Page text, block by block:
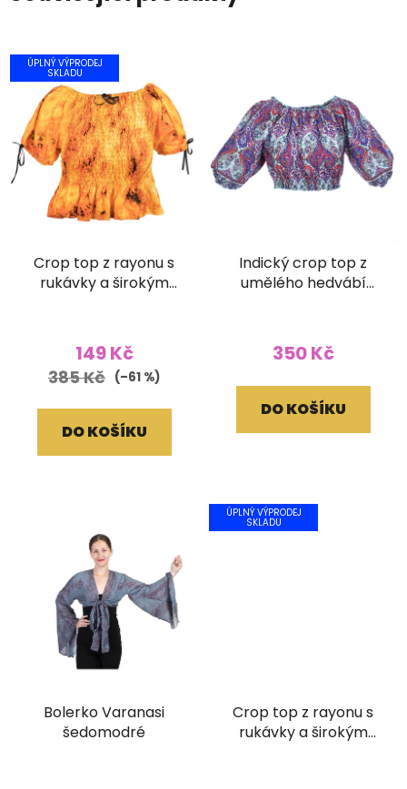
ÚPLNÝ VÝPRODEJ
SKLADU
Crop top z rayonu s
rukávky a širokým
149 Kč
385 Kč (–61 %)
DO KOŠÍKU
Indický crop top z
umělého hedvábí
350 Kč
DO KOŠÍKU
Bolerko Varanasi
šedomodré
ÚPLNÝ VÝPRODEJ
SKLADU
Crop top z rayonu s
rukávky a širokým